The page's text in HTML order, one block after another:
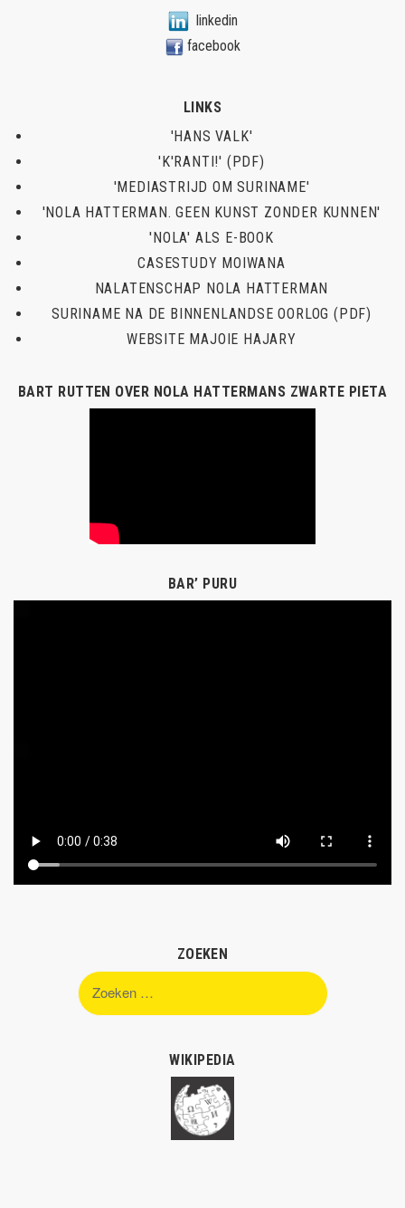
linkedin
facebook
LINKS
'HANS VALK'
'K'RANTI!' (PDF)
'MEDIASTRIJD OM SURINAME'
'NOLA HATTERMAN. GEEN KUNST ZONDER KUNNEN'
'NOLA' ALS E-BOOK
CASESTUDY MOIWANA
NALATENSCHAP NOLA HATTERMAN
SURINAME NA DE BINNENLANDSE OORLOG (PDF)
WEBSITE MAJOIE HAJARY
BART RUTTEN OVER NOLA HATTERMANS ZWARTE PIETA
BAR’ PURU
ZOEKEN
Zoeken
naar:
WIKIPEDIA